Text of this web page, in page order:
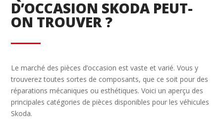
D’OCCASION SKODA PEUT-
ON TROUVER ?
Le marché des pièces d’occasion est vaste et varié. Vous y
trouverez toutes sortes de composants, que ce soit pour des
réparations mécaniques ou esthétiques. Voici un aperçu des
principales catégories de pièces disponibles pour les véhicules
Skoda.